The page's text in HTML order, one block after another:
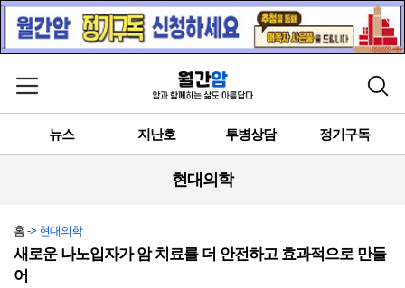
메뉴 열기 검색
뉴스 지난호 투병상담 정기구독
현대의학
홈 -> 현대의학
새로운 나노입자가 암 치료를 더 안전하고 효과적으로 만들
어